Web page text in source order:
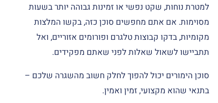
למטרת נוחות, שקט נפשי או זמינות גבוהה יותר בשעות
מסוימות. אם אתם מחפשים סוכן כזה, בקשו המלצות
מקומיות, בדקו קבוצות טלגרם ופורומים אזוריים, ואל
תתביישו לשאול שאלות לפני שאתם מפקידים.
סוכן הימורים יכול להפוך לחלק חשוב מהשגרה שלכם –
בתנאי שהוא מקצועי, זמין ואמין.